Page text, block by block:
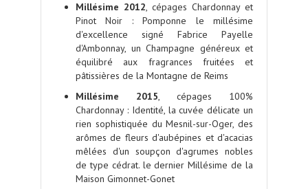
Millésime 2012, cépages Chardonnay et
Pinot Noir : Pomponne le millésime
d'excellence signé Fabrice Payelle
d'Ambonnay, un Champagne généreux et
équilibré aux fragrances fruitées et
pâtissières de la Montagne de Reims
Millésime 2015, cépages 100%
Chardonnay: Identité, la cuvée délicate un
rien sophistiquée du Mesnil-sur-Oger, des
arômes de fleurs d'aubépines et d'acacias
mêlées d'un soupçon d'agrumes nobles
de type cédrat. le dernier Millésime de la
Maison Gimonnet-Gonet